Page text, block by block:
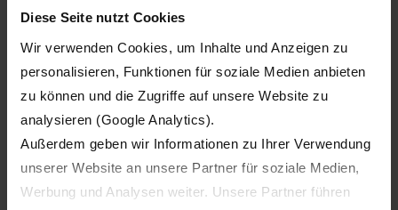
Diese Seite nutzt Cookies
Wir verwenden Cookies, um Inhalte und Anzeigen zu
personalisieren, Funktionen für soziale Medien anbieten
zu können und die Zugriffe auf unsere Website zu
analysieren (Google Analytics).
Außerdem geben wir Informationen zu Ihrer Verwendung
unserer Website an unsere Partner für soziale Medien,
Werbung und Analysen weiter. Unsere Partner führen